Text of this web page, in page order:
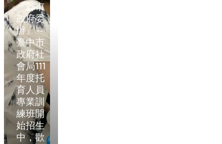
『縣市
政府委
辦』～
臺中市
政府社
會局111
年度托
育人員
專業訓
練班開
始招生
中，歡